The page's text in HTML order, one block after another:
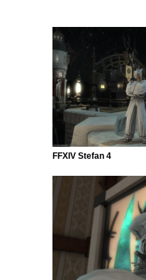
FFXIV Stefan 4